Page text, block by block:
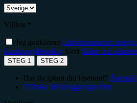
Villkor *
Jag godkänner Lättviktssmotors
kunduppgiftspolicy samt Säker och
STEG 1 STEG 2
Har du glömt ditt lösenord? Återställ
Tillbaka till inloggningssidan